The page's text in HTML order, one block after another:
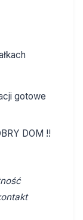
gotowe
DOM !!